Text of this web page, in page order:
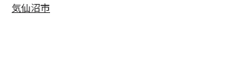
気仙沼市